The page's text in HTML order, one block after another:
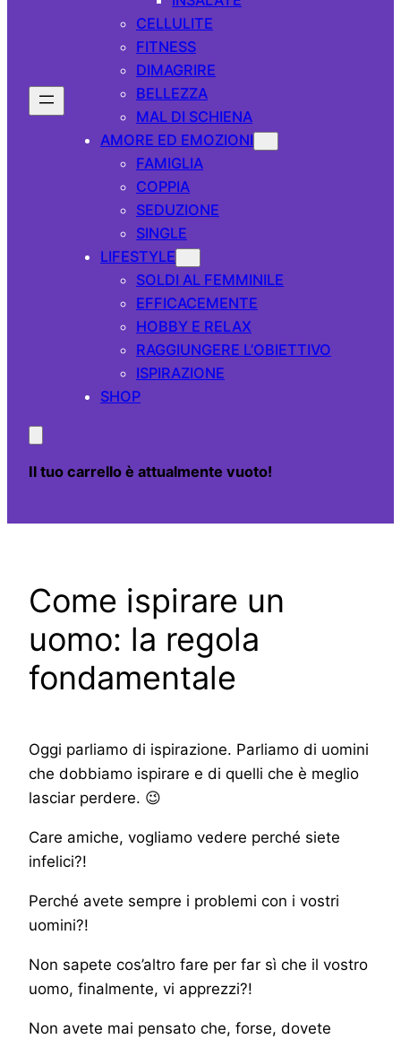
CELLULITE
FITNESS
DIMAGRIRE
BELLEZZA
MAL DI SCHIENA
AMORE ED EMOZIONI
FAMIGLIA
COPPIA
SEDUZIONE
SINGLE
LIFESTYLE
SOLDI AL FEMMINILE
EFFICACEMENTE
HOBBY E RELAX
RAGGIUNGERE L’OBIETTIVO
ISPIRAZIONE
SHOP
Il tuo carrello è attualmente vuoto!
Come ispirare un
uomo: la regola
fondamentale
Oggi parliamo di ispirazione. Parliamo di uomini
che dobbiamo ispirare e di quelli che è meglio
lasciar perdere. 😉
Care amiche, vogliamo vedere perché siete
infelici?!
Perché avete sempre i problemi con i vostri
uomini?!
Non sapete cos’altro fare per far sì che il vostro
uomo, finalmente, vi apprezzi?!
Non avete mai pensato che, forse, dovete